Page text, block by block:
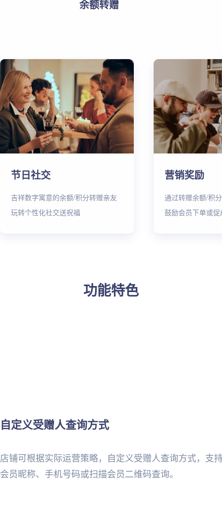
余额转赠
节日社交
吉祥数字寓意的余额/积分转赠亲友
玩转个性化社交送祝福
营销奖励
通过转赠余额/积
鼓励会员下单或
功能特色
自定义受赠人查询方式
店铺可根据实际运营策略，自定义受赠人查询方式，支
会员昵称、手机号码或扫描会员二维码查询。